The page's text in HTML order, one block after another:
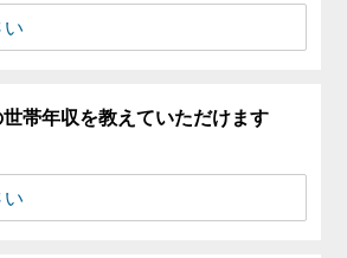
帯年収を教えていただけます